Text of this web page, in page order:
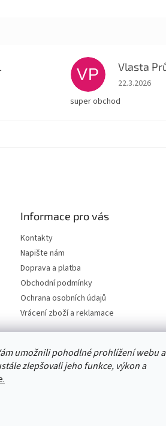
umožnili pohodlné prohlížení webu a
zlepšovali jeho funkce, výkon a
je 5 z 5 hvězdiček.VP Vlasta
Hodnocení
22.3.2026
super obchod
Informace pro vás
Kontakty
Napište nám
Doprava a platba
Obchodní podmínky
Ochrana osobních údajů
Vrácení zboží a reklamace